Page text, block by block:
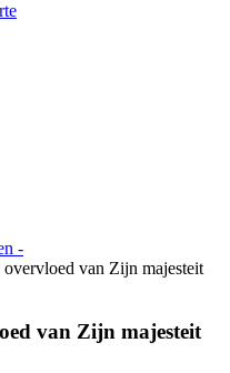
-
van Zijn majesteit
van Zijn majesteit